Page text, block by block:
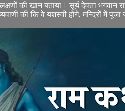
लक्षणों की खान बताया। सूर्य देवता
की कि वे यशस्वी होंगे, मन्दिरों में